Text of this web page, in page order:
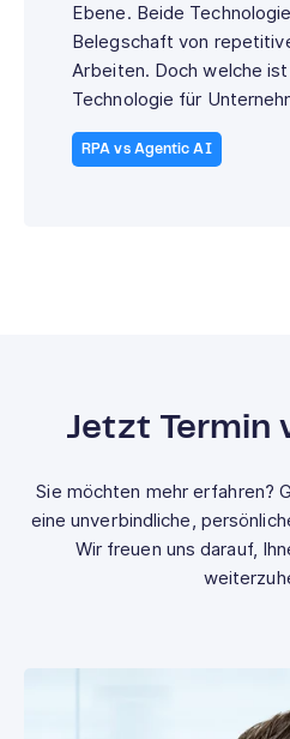
Ebene. Beide
Belegschaft von
Arbeiten. Doch welche
Technologie für
RPA vs Agentic AI
Jetzt Termin
Sie möchten mehr erfahren?
eine unverbindliche,
Wir freuen uns darauf,